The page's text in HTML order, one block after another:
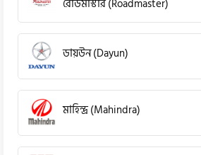
রোডমাস্টার (Roadmaster)
ডায়উন (Dayun)
মাহিন্দ্র (Mahindra)